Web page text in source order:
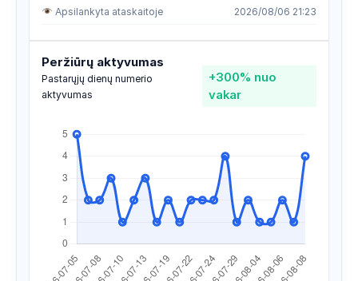
Apsilankyta ataskaitoje 2026/08/06 21:23
Apsilankyta ataskaitoje 2026/08/06 21:23
Apsilankyta ataskaitoje 2026/08/05 12:30
Apsilankyta ataskaitoje
Apsilankyta ataskaitoje 2026/08/01 17:35
Apsilankyta ataskaitoje 2026/07/29 08:36
Apsilankyta ataskaitoje 2026/07/27 19:23
Apsilankyta ataskaitoje 2026/07/27 19:22
Peržiūrų aktyvumas
Pastarųjų dienų numerio
aktyvumas
+300% nuo
vakar